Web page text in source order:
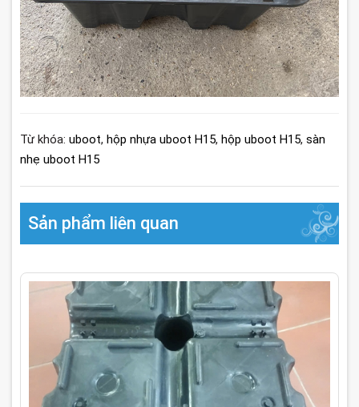
Từ khóa: uboot, hộp nhựa uboot H15, hộp uboot H15, sàn
nhẹ uboot H15
Sản phẩm liên quan